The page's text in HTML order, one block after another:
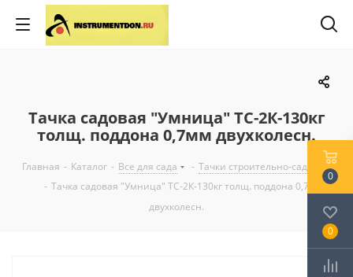
Тачка садовая "Умница" ТС-2К-130кг
толщ. поддона 0,7мм двухколесн.
Главная - Каталог - Все для сада - Тачки строительно-садовые
- Тачка садовая "Умница" ТС-2К-130кг толщ. поддона 0,7мм
двухколесн.
0
0